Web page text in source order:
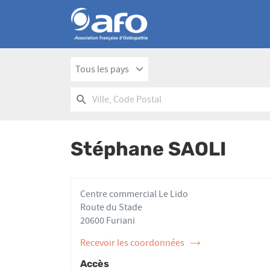
Tous les pays
Ville,RECHERCHER
UN
AFO
Stéphane SAOLI
Centre commercial Le Lido
Route du Stade
20600 Furiani
Recevoir les coordonnées
de
l'ostéopathe
Accès